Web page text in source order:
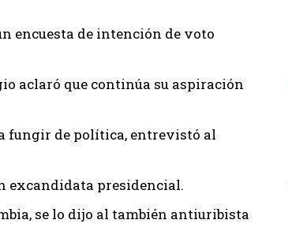
encuesta de intención de voto
aclaró que continúa su aspiración
fungir de política, entrevistó al
excandidata presidencial.
se lo dijo al también antiuribista